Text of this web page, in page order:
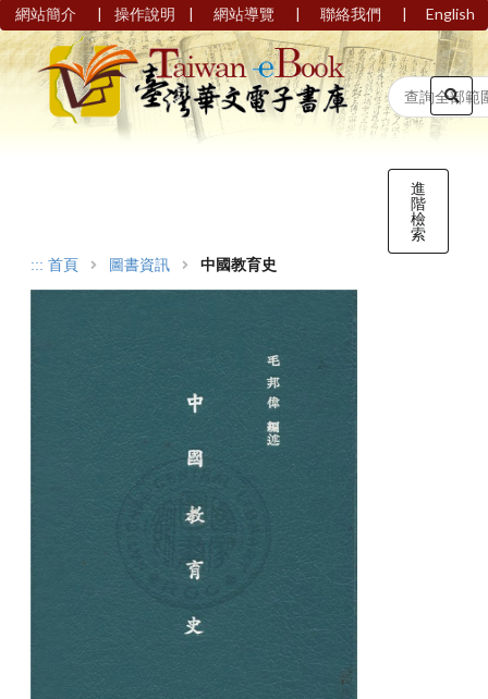
網站簡介 | 操作說明 | 網站導覽 | 聯絡我們 | English
進
階
檢
索
::: 首頁 圖書資訊 中國教育史